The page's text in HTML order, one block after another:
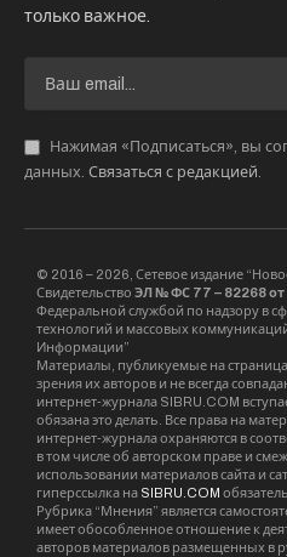
только важное.
Нажимая «Подписаться», вы
данных. Связаться с редакцией.
© 2016 – 2026, Сетевое издание
Свидетельство ЭЛ № ФС 77 – 82268 от
Федеральной службой по надзору в
технологий и массовых
Информации”
Материалы, публикуемые на
зрения их авторов и не всегда
интернет-журнала SIBRU.COM
обязана это делать. Все права на
интернет-журнала охраняются в
в том числе об авторском праве и
использовании материалов сайта и
гиперссылка на SIBRU.COM
Рубрика “Мнения” является
имеет обособленное отношение к
авторов материалов размещенных в